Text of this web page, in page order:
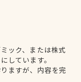
ック、または株式
しています。
ますが、内容を完